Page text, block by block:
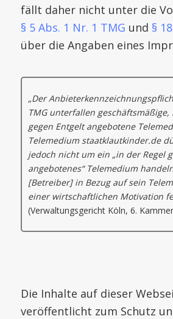
fällt daher nicht unter die
§ 5 Abs. 1 Nr. 1 TMG und §
über die Angaben eines
„Der
TMG unterfallen geschäftsmäßige,
gegen Entgelt angebotene
Telemedium staatklautkinder.de
jedoch nicht um ein „in der Regel
angebotenes“ Telemedium
[Betreiber] in Bezug auf sein
einer wirtschaftlichen Motivation
(Verwaltungsgericht Köln, 6.
Die Inhalte auf dieser
veröffentlicht zum Schutz